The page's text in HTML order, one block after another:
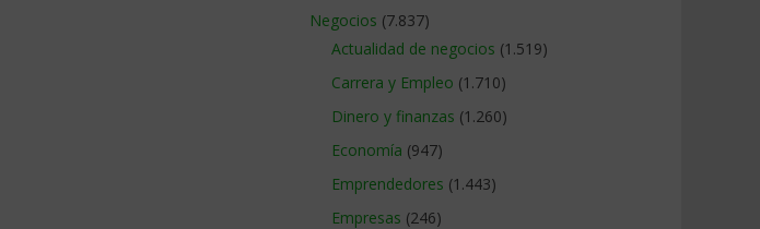
Negocios (7.837)
Actualidad de negocios (1.519)
Carrera y Empleo (1.710)
Dinero y finanzas (1.260)
Economía (947)
Emprendedores (1.443)
Empresas (246)